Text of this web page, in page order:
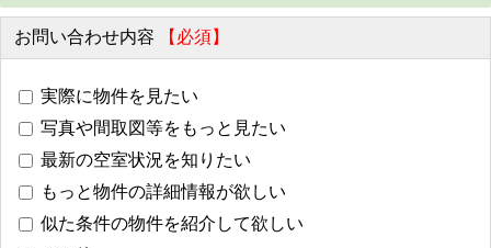
お問い合わせ内容 【必須】
実際に物件を見たい
写真や間取図等をもっと見たい
最新の空室状況を知りたい
もっと物件の詳細情報が欲しい
似た条件の物件を紹介して欲しい